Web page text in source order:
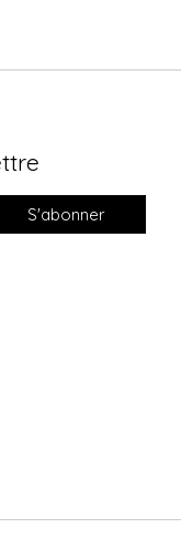
S'abonner